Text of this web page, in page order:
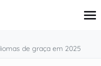
de graça em 2025